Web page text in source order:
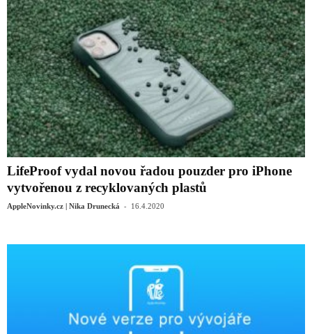
LifeProof vydal novou řadou pouzder pro iPhone
vytvořenou z recyklovaných plastů
AppleNovinky.cz | Nika Drunecká - 16.4.2020